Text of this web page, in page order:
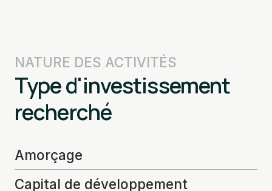
NATURE DES ACTIVITÉS
Type d'investissement
recherché
Amorçage
Capital de développement